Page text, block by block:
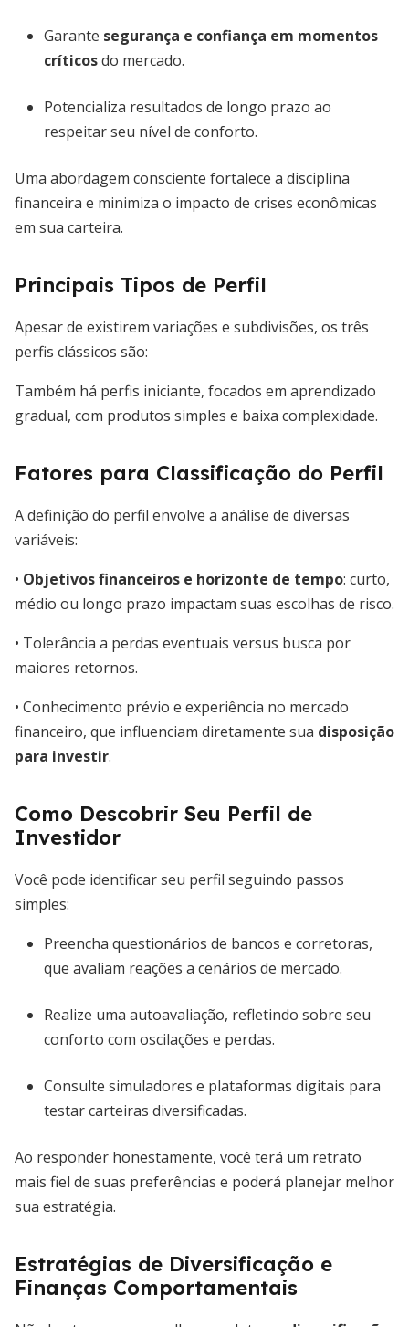
Garante segurança e confiança em momentos
críticosdo mercado.
Potencializa resultados de longo prazo ao
respeitar seu nível de conforto.
Uma abordagem consciente fortalece a disciplina
financeira e minimiza o impacto de crises econômicas
em sua carteira.
Principais Tipos de Perfil
Apesar de existirem variações e subdivisões, os três
perfis clássicos são:
Também há perfis iniciante, focados em aprendizado
gradual, com produtos simples e baixa complexidade.
Fatores para Classificação do Perfil
A definição do perfil envolve a análise de diversas
variáveis:
• Objetivos financeiros e horizonte de tempo: curto,
médio ou longo prazo impactam suas escolhas de risco.
• Tolerância a perdas eventuais versus busca por
maiores retornos.
• Conhecimento prévio e experiência no mercado
financeiro, que influenciam diretamente sua disposição
para investir.
Como Descobrir Seu Perfil de
Investidor
Você pode identificar seu perfil seguindo passos
simples:
Preencha questionários de bancos e corretoras,
que avaliam reações a cenários de mercado.
Realize uma autoavaliação, refletindo sobre seu
conforto com oscilações e perdas.
Consulte simuladores e plataformas digitais para
testar carteiras diversificadas.
Ao responder honestamente, você terá um retrato
mais fiel de suas preferências e poderá planejar melhor
sua estratégia.
Estratégias de Diversificação e
Finanças Comportamentais